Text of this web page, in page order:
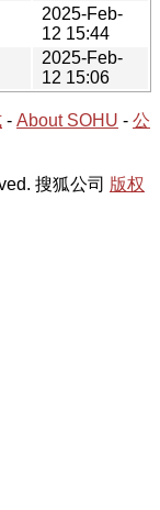
2025-Feb-
12 15:44
2025-Feb-
12 15:06
- About SOHU - 公
搜狐公司 版权